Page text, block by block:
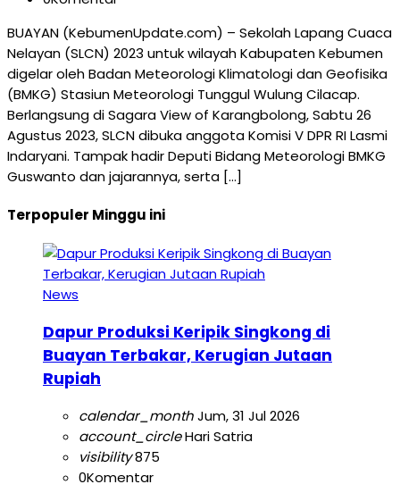
BUAYAN (KebumenUpdate.com) – Sekolah Lapang Cuaca
Nelayan (SLCN) 2023 untuk wilayah Kabupaten Kebumen
digelar oleh Badan Meteorologi Klimatologi dan Geofisika
(BMKG) Stasiun Meteorologi Tunggul Wulung Cilacap.
Berlangsung di Sagara View of Karangbolong, Sabtu 26
Agustus 2023, SLCN dibuka anggota Komisi V DPR RI Lasmi
Indaryani. Tampak hadir Deputi Bidang Meteorologi BMKG
Guswanto dan jajarannya, serta […]
Terpopuler Minggu ini
News
Dapur Produksi Keripik Singkong di
Buayan Terbakar, Kerugian Jutaan
Rupiah
calendar_monthJum, 31 Jul 2026
account_circleHari Satria
visibility875
0Komentar